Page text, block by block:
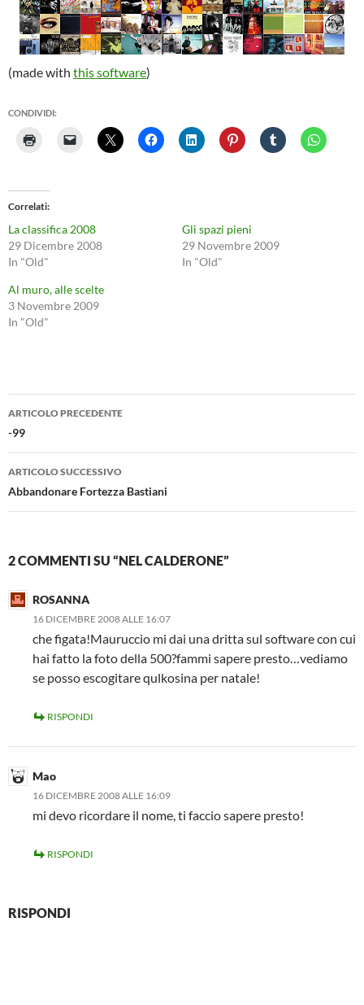
(made with this software)
CONDIVIDI:
Correlati
La classifica 2008
29 Dicembre 2008
In "Old"
Gli spazi pieni
29 Novembre 2009
In "Old"
Al muro, alle scelte
3 Novembre 2009
In "Old"
Navigazione
articolo
ARTICOLO PRECEDENTE
-99
ARTICOLO SUCCESSIVO
Abbandonare Fortezza Bastiani
2 COMMENTI SU “NEL CALDERONE”
ROSANNA
16 DICEMBRE 2008 ALLE 16:07
che figata!Mauruccio mi dai una dritta sul software con cui
hai fatto la foto della 500?fammi sapere presto…vediamo
se posso escogitare qulkosina per natale!
RISPONDI
Mao
16 DICEMBRE 2008 ALLE 16:09
mi devo ricordare il nome, ti faccio sapere presto!
RISPONDI
RISPONDI